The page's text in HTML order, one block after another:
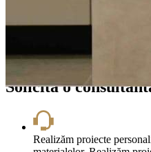
gratuită.
Solicita o
Realizăm proiecte